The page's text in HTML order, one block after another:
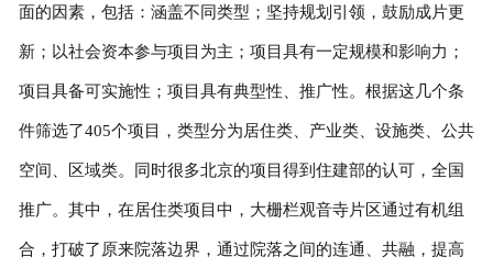
面的因素，包括：涵盖不同类型；坚持规划引领，鼓励成片更
新；以社会资本参与项目为主；项目具有一定规模和影响力；
项目具备可实施性；项目具有典型性、推广性。根据这几个条
件筛选了405个项目，类型分为居住类、产业类、设施类、公共
空间、区域类。同时很多北京的项目得到住建部的认可，全国
推广。其中，在居住类项目中，大栅栏观音寺片区通过有机组
合，打破了原来院落边界，通过院落之间的连通、共融，提高